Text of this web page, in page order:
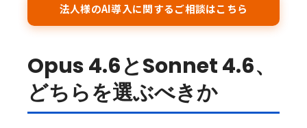
法人様のAI導入に関するご相談はこちら
Opus 4.6とSonnet 4.6、
どちらを選ぶべきか